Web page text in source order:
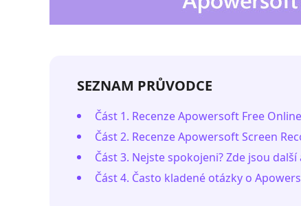
SEZNAM PRŮVODCE
Část 1. Recenze Apowersoft Free
Část 2. Recenze Apowersoft Screen
Část 3. Nejste spokojeni? Zde jsou
Část 4. Často kladené otázky o